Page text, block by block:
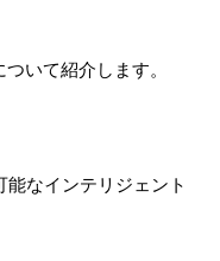
て紹介します。
なインテリジェント